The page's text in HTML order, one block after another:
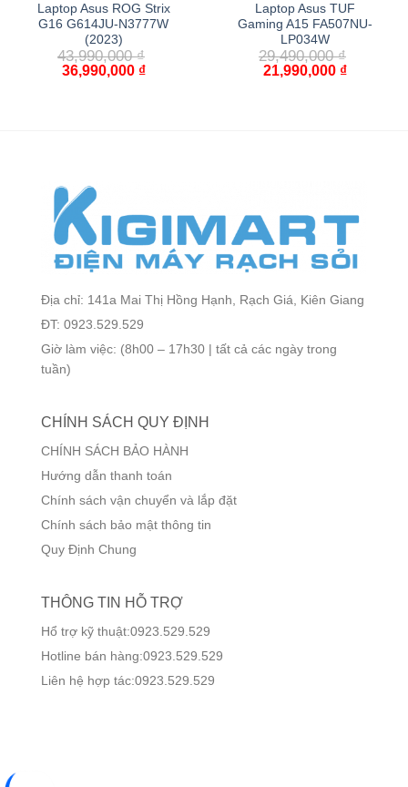
Laptop Asus ROG Strix
G16 G614JU-N3777W
(2023)
43,990,000₫
36,990,000 ₫
Laptop Asus TUF
Gaming A15 FA507NU-
LP034W
29,490,000₫
21,990,000 ₫
Địa chỉ: 141a Mai Thị Hồng Hạnh, Rạch Giá, Kiên Giang
ĐT: 0923.529.529
Giờ làm việc: (8h00 – 17h30 | tất cả các ngày trong
tuần)
CHÍNH SÁCH QUY ĐỊNH
CHÍNH SÁCH BẢO HÀNH
Hướng dẫn thanh toán
Chính sách vận chuyển và lắp đặt
Chính sách bảo mật thông tin
Quy Định Chung
THÔNG TIN HỖ TRỢ
Hổ trợ kỹ thuật:0923.529.529
Hotline bán hàng:0923.529.529
Liên hệ hợp tác:0923.529.529